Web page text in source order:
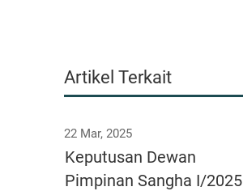
Artikel Terkait
22 Mar, 2025
Keputusan Dewan
Pimpinan Sangha I/2025